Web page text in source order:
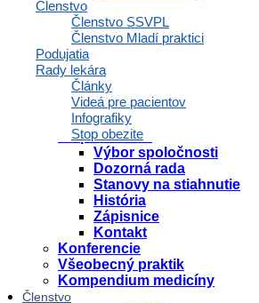
Členstvo
Členstvo SSVPL
Členstvo Mladí praktici
Podujatia
Rady lekára
Články
Videá pre pacientov
Infografiky
Stop obezite
Legislatíva
Odborné odporúčania
Dokumenty
Odborné články
Krokovačka
Právnik radí
Spoločnosť
O spoločnosti
Výbor spoločnosti
Dozorná rada
Stanovy na stiahnutie
História
Zápisnice
Kontakt
Konferencie
Všeobecný praktik
Kompendium medicíny
Členstvo